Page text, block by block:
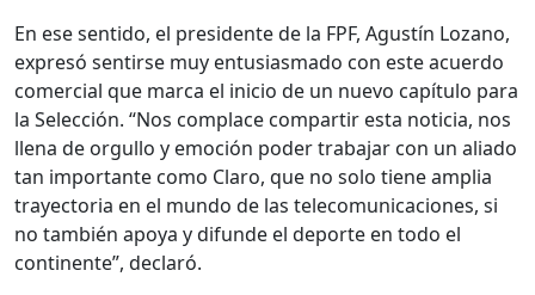
En ese sentido, el presidente de la FPF, Agustín Lozano,
expresó sentirse muy entusiasmado con este acuerdo
comercial que marca el inicio de un nuevo capítulo para
la Selección. “Nos complace compartir esta noticia, nos
llena de orgullo y emoción poder trabajar con un aliado
tan importante como Claro, que no solo tiene amplia
trayectoria en el mundo de las telecomunicaciones, si
no también apoya y difunde el deporte en todo el
continente”, declaró.